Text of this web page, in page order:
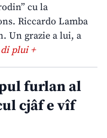
cu la
Riccardo Lamba
Un grazie a lui, a
plui +
furlan al
cjâf e vîf